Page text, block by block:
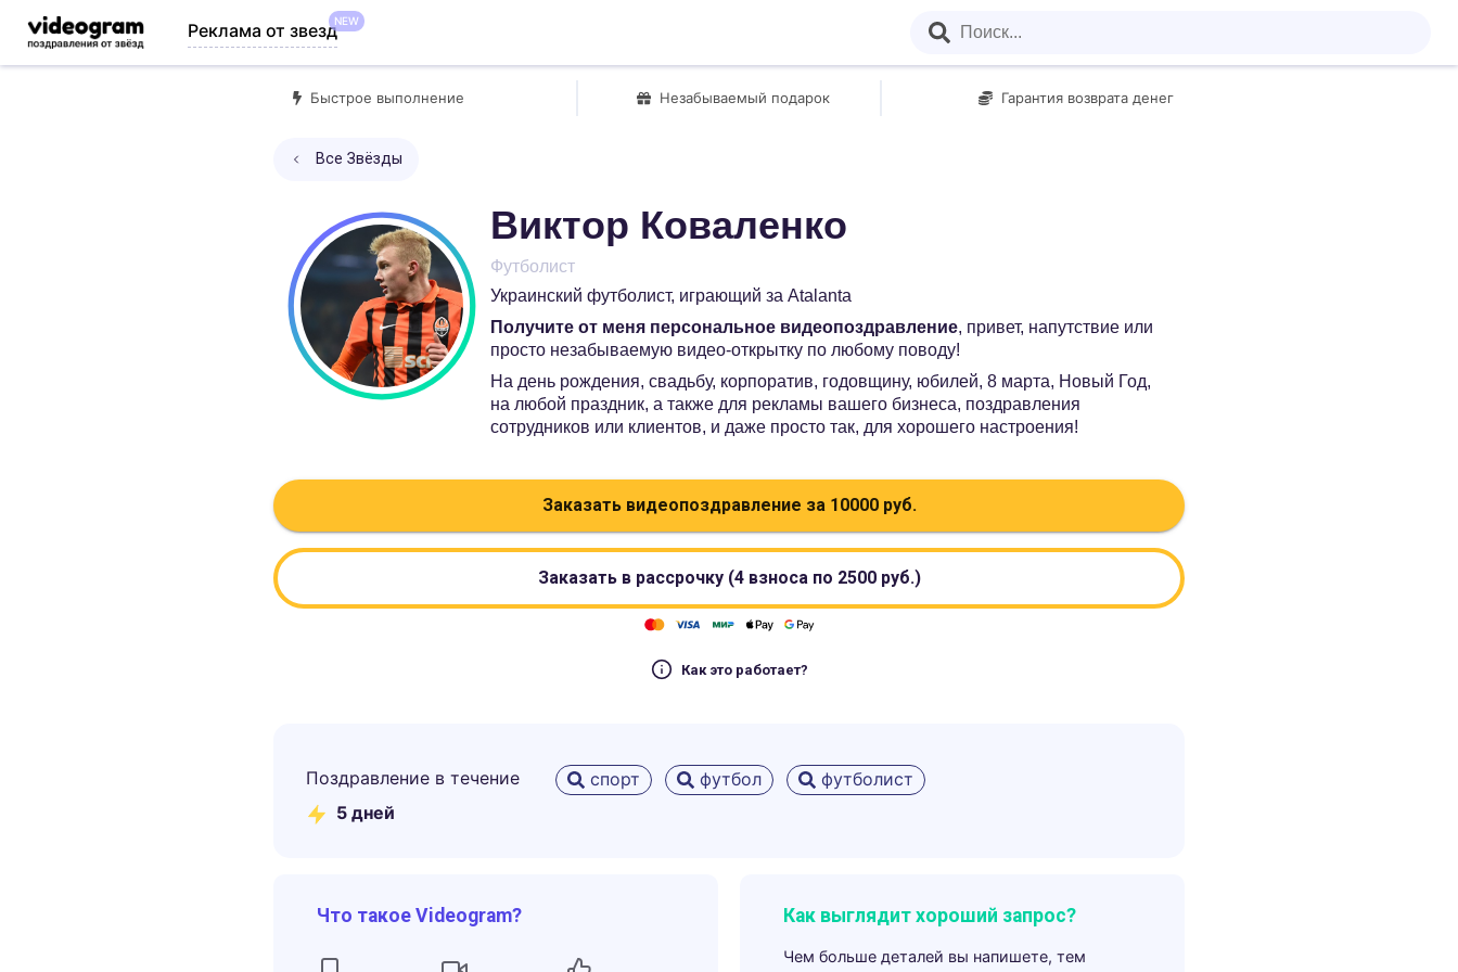
Реклама от звездNEW
Быстрое выполнение Незабываемый подарок Гарантия возврата денег
Все Звёзды
Виктор Коваленко
Футболист
Украинский футболист, играющий за Atalanta
Получите от меня персональное видеопоздравление, привет, напутствие или
просто незабываемую видео-открытку по любому поводу!
На день рождения, свадьбу, корпоратив, годовщину, юбилей, 8 марта, Новый Год,
на любой праздник, а также для рекламы вашего бизнеса, поздравления
сотрудников или клиентов, и даже просто так, для хорошего настроения!
Заказать видеопоздравление за 10000руб.
Заказать в рассрочку (4 взноса по 2500руб.)
Как это работает?
Поздравление в течение
5 дней
спорт футбол футболист
Что такое Videogram? Как выглядит хороший запрос?
Чем больше деталей вы напишете, тем